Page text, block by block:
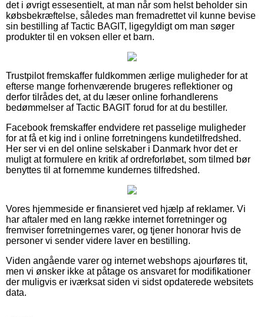
det i øvrigt essesentielt, at man når som helst beholder sin
købsbekræftelse, således man fremadrettet vil kunne bevise
sin bestilling af Tactic BAGIT, ligegyldigt om man søger
produkter til en voksen eller et barn.
Trustpilot fremskaffer fuldkommen ærlige muligheder for at
efterse mange forhenværende brugeres reflektioner og
derfor tilrådes det, at du læser online forhandlerens
bedømmelser af Tactic BAGIT forud for at du bestiller.
Facebook fremskaffer endvidere ret passelige muligheder
for at få et kig ind i online forretningens kundetilfredshed.
Her ser vi en del online selskaber i Danmark hvor det er
muligt at formulere en kritik af ordreforløbet, som tilmed bør
benyttes til at fornemme kundernes tilfredshed.
Vores hjemmeside er finansieret ved hjælp af reklamer. Vi
har aftaler med en lang række internet forretninger og
fremviser forretningernes varer, og tjener honorar hvis de
personer vi sender videre laver en bestilling.
Viden angående varer og internet webshops ajourføres tit,
men vi ønsker ikke at påtage os ansvaret for modifikationer
der muligvis er iværksat siden vi sidst opdaterede websitets
data.